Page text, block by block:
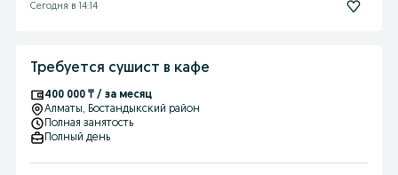
Сегодня в 14:14
Требуется сушист в кафе
400 000 ₸ / за месяц
Алматы, Бостандыкский район
Полная занятость
Полный день